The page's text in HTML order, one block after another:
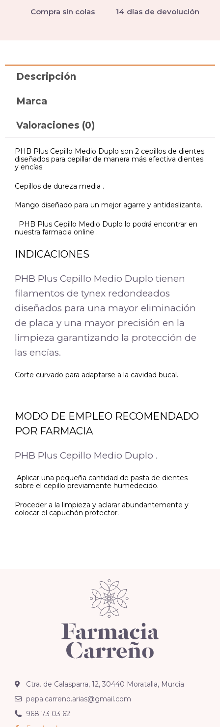
Compra sin colas 14 días de devolución
Descripción
Marca
Valoraciones (0)
PHB Plus Cepillo Medio Duplo son 2 cepillos de dientes
diseñados para cepillar de manera más efectiva dientes
y encías.
Cepillos de dureza media .
Mango diseñado para un mejor agarre y antideslizante.
PHB Plus Cepillo Medio Duplo lo podrá encontrar en
nuestra farmacia online .
INDICACIONES
PHB Plus Cepillo Medio Duplo tienen
filamentos de tynex redondeados
diseñados para una mayor eliminación
de placa y una mayor precisión en la
limpieza garantizando la protección de
las encías.
Corte curvado para adaptarse a la cavidad bucal.
MODO DE EMPLEO RECOMENDADO
POR FARMACIA
PHB Plus Cepillo Medio Duplo .
Aplicar una pequeña cantidad de pasta de dientes
sobre el cepillo previamente humedecido.
Proceder a la limpieza y aclarar abundantemente y
colocar el capuchón protector.
Ctra. de Calasparra, 12, 30440 Moratalla, Murcia
pepa.carreno.arias@gmail.com
968 73 03 62